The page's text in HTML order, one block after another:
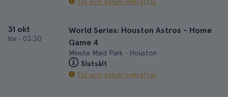
31 okt
lör • 03:30
World Series: Houston Astros - Home
Game 4
Minute Maid Park • Houston
Slutsålt
Tid och datum bekräftas